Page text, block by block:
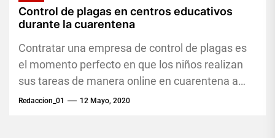
Control de plagas en centros educativos
durante la cuarentena
Contratar una empresa de control de plagas es
el momento perfecto en que los niños realizan
sus tareas de manera online en cuarentena a
centros educativos.
Redaccion_01 12 Mayo, 2020